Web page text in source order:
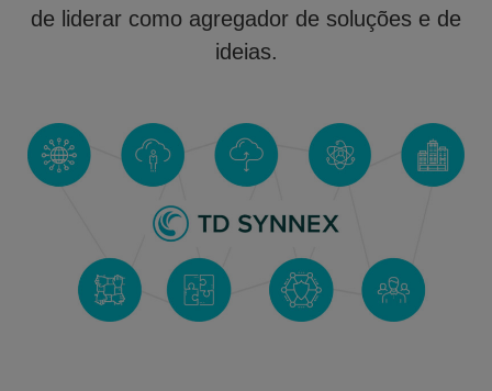
de liderar como agregador de soluções e de
ideias.